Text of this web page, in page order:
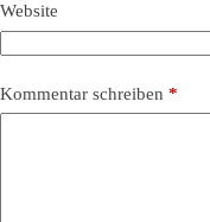
Website
Kommentar schreiben *